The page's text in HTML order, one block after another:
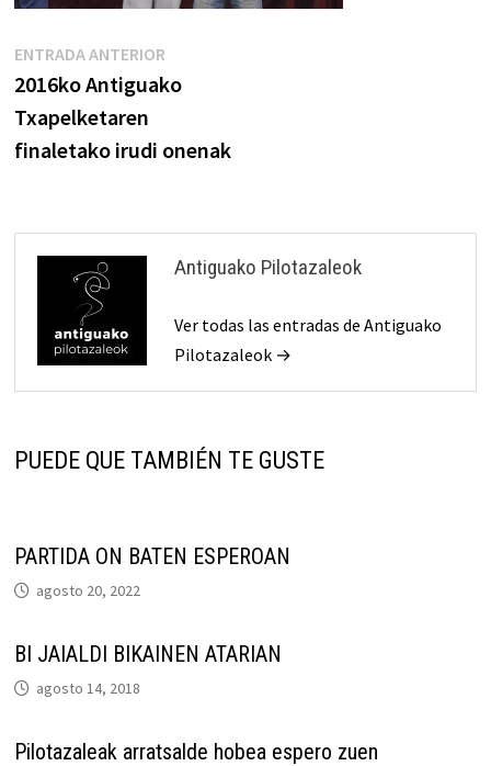
Navegación
de
entradas
ENTRADA ANTERIOR
anterior:
2016ko Antiguako
Txapelketaren
finaletako irudi onenak
Antiguako Pilotazaleok
Ver todas las entradas de Antiguako
Pilotazaleok →
PUEDE QUE TAMBIÉN TE GUSTE
PARTIDA ON BATEN ESPEROAN
agosto 20, 2022
BI JAIALDI BIKAINEN ATARIAN
agosto 14, 2018
Pilotazaleak arratsalde hobea espero zuen